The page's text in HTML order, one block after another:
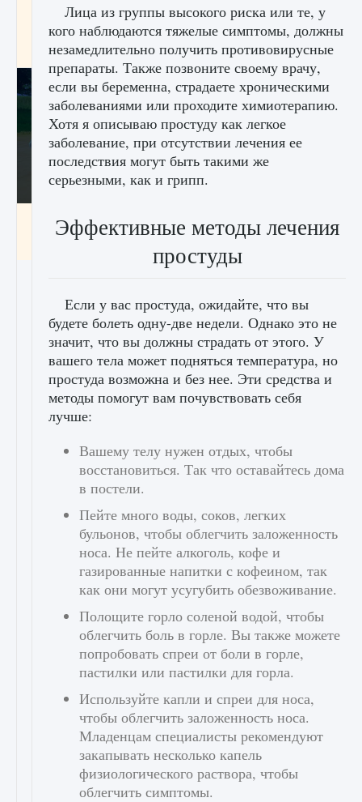
Все новые функции Ultimate Team в EA FC
9 августа 2024 1 297 0 0
Как включить чат в Fortnite
9 августа 2024
Лица из группы высокого риска или те, у
кого наблюдаются тяжелые симптомы, должны
незамедлительно получить противовирусные
препараты. Также позвоните своему врачу,
если вы беременна, страдаете хроническими
заболеваниями или проходите химиотерапию.
Хотя я описываю простуду как легкое
заболевание, при отсутствии лечения ее
последствия могут быть такими же
серьезными, как и грипп.
Эффективные методы лечения
простуды
Если у вас простуда, ожидайте, что вы
будете болеть одну-две недели. Однако это не
значит, что вы должны страдать от этого. У
вашего тела может подняться температура, но
простуда возможна и без нее. Эти средства и
методы помогут вам почувствовать себя
лучше:
Вашему телу нужен отдых, чтобы
восстановиться. Так что оставайтесь дома
в постели.
Пейте много воды, соков, легких
бульонов, чтобы облегчить заложенность
носа. Не пейте алкоголь, кофе и
газированные напитки с кофеином, так
как они могут усугубить обезвоживание.
Полощите горло соленой водой, чтобы
облегчить боль в горле. Вы также можете
попробовать спреи от боли в горле,
пастилки или пастилки для горла.
Используйте капли и спреи для носа,
чтобы облегчить заложенность носа.
Младенцам специалисты рекомендуют
закапывать несколько капель
физиологического раствора, чтобы
облегчить симптомы.